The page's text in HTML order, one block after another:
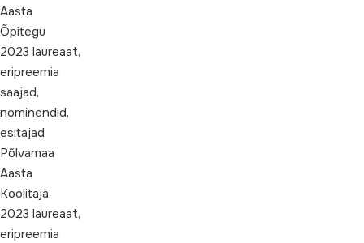
Aasta
Õpitegu
2023 laureaat,
eripreemia
saajad,
nominendid,
esitajad
Põlvamaa
Aasta
Koolitaja
2023 laureaat,
eripreemia